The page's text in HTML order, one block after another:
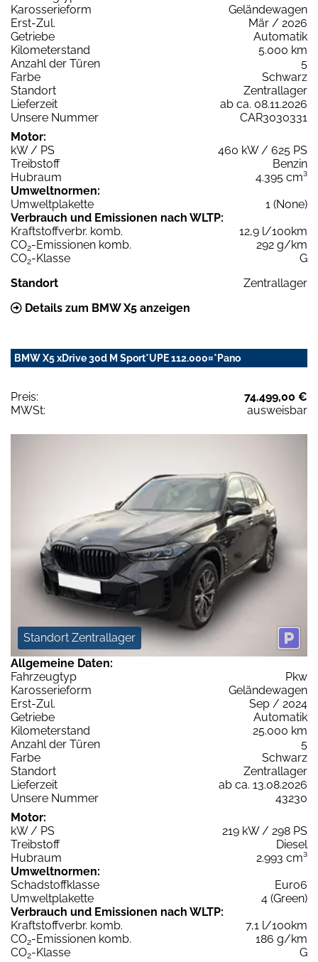
Karosserieform
Geländewagen
Erst-Zul.
Mär / 2026
Getriebe
Automatik
Kilometerstand
5.000 km
Anzahl der Türen
5
Farbe
Schwarz
Standort
Zentrallager
Lieferzeit
ab ca. 08.11.2026
Unsere Nummer
CAR3030331
Motor:
kW / PS
460 kW / 625 PS
Treibstoff
Benzin
Hubraum
4.395 cm³
Umweltnormen:
Umweltplakette
1 (None)
Verbrauch und Emissionen nach WLTP:
Kraftstoffverbr. komb.
12,9 l/100km
CO2-Emissionen komb.
292 g/km
CO2-Klasse
G
Standort
Zentrallager
Details zum BMW X5 anzeigen
BMW X5 xDrive 30d M Sport*UPE 112.000¤*Pano
Preis:
74.499,00 €
MWSt:
ausweisbar
Standort Zentrallager
Allgemeine Daten:
Fahrzeugtyp
Pkw
Karosserieform
Geländewagen
Erst-Zul.
Sep / 2024
Getriebe
Automatik
Kilometerstand
25.000 km
Anzahl der Türen
5
Farbe
Schwarz
Standort
Zentrallager
Lieferzeit
ab ca. 13.08.2026
Unsere Nummer
43230
Motor:
kW / PS
219 kW / 298 PS
Treibstoff
Diesel
Hubraum
2.993 cm³
Umweltnormen:
Schadstoffklasse
Euro6
Umweltplakette
4 (Green)
Verbrauch und Emissionen nach WLTP:
Kraftstoffverbr. komb.
7,1 l/100km
CO2-Emissionen komb.
186 g/km
CO2-Klasse
G